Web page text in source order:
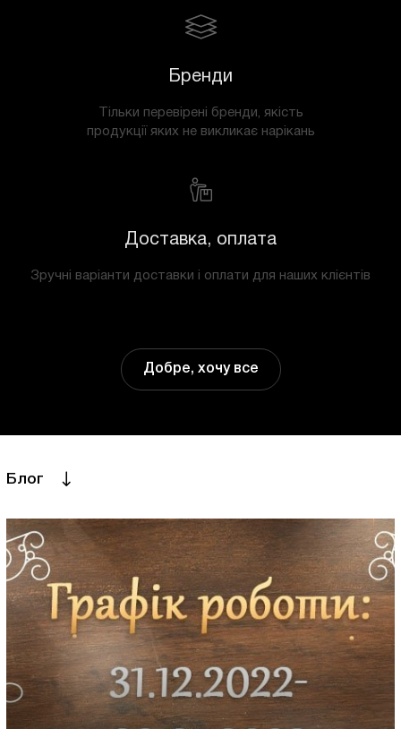
Бренди
Тільки перевірені бренди, якість
продукції яких не викликає нарікань
Доставка, оплата
Зручні варіанти доставки і оплати для наших клієнтів
Добре, хочу все
Блог